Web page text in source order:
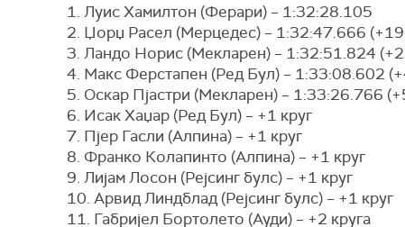
1. Луис Хамилтон (Ферари) – 1:32:28.105
2. Џорџ Расел (Мерцедес) – 1:32:47.666
3. Ландо Норис (Мекларен) – 1:32:51.824
4. Макс Ферстапен (Ред Бул) – 1:33:08.602
5. Оскар Пјастри (Мекларен) – 1:33:26.766
6. Исак Хаџар (Ред Бул) – +1 круг
7. Пјер Гасли (Алпина) – +1 круг
8. Франко Колапинто (Алпина) – +1 круг
9. Лијам Лосон (Рејсинг булс) – +1 круг
10. Арвид Линдблад (Рејсинг булс) – +1 круг
11. Габријел Бортолето (Ауди) – +2 круга